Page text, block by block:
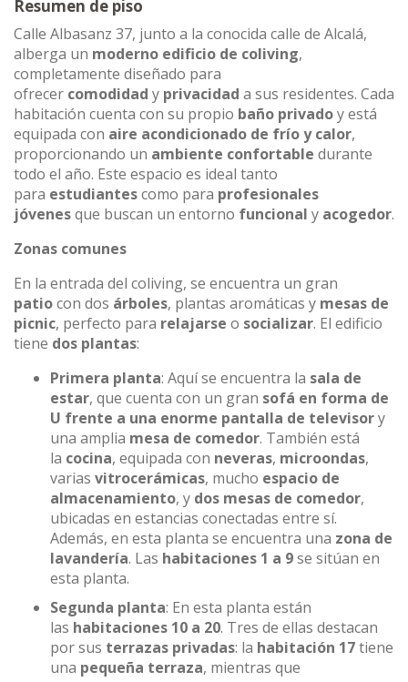
Resumen de piso
Calle Albasanz 37, junto a la conocida calle de Alcalá,
alberga un moderno edificio de coliving,
completamente diseñado para
ofrecer comodidad y privacidad a sus residentes. Cada
habitación cuenta con su propio baño privadoy está
equipada con aire acondicionado de frío y calor,
proporcionando un ambiente confortable durante
todo el año. Este espacio es ideal tanto
para estudiantescomo para profesionales
jóvenesque buscan un entorno funcional y acogedor.
Zonas comunes
En la entrada del coliving, se encuentra un gran
patiocon dos árboles, plantas aromáticas y mesas de
picnic, perfecto para relajarse o socializar. El edificio
tiene dos plantas:
Primera planta: Aquí se encuentra la sala de
estar, que cuenta con un gran sofá en forma de
U frente a una enorme pantalla de televisory
una amplia mesa de comedor. También está
la cocina, equipada con neveras, microondas,
varias vitrocerámicas, mucho espacio de
almacenamiento, y dos mesas de comedor,
ubicadas en estancias conectadas entre sí.
Además, en esta planta se encuentra una zona de
lavandería. Las habitaciones 1 a 9se sitúan en
esta planta.
Segunda planta: En esta planta están
las habitaciones 10 a 20. Tres de ellas destacan
por sus terrazas privadas: la habitación 17tiene
una pequeña terraza, mientras que